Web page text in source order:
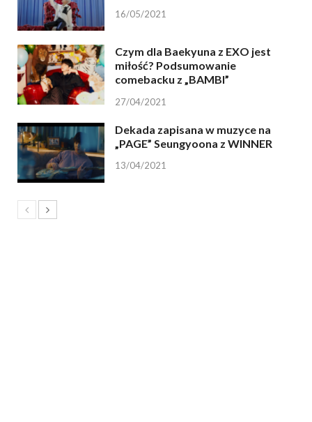
16/05/2021
Czym dla Baekyuna z EXO jest
miłość? Podsumowanie
comebacku z „BAMBI”
27/04/2021
Dekada zapisana w muzyce na
„PAGE” Seungyoona z WINNER
13/04/2021